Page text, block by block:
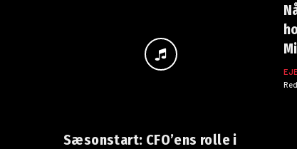
Sæsonstart: CFO’ens rolle i